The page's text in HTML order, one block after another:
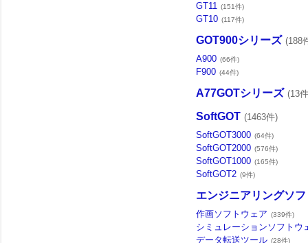
GT11 (151件)
GT10 (117件)
GOT900シリーズ (188
A900 (66件)
F900 (44件)
A77GOTシリーズ (13
SoftGOT (1463件)
SoftGOT3000 (64件)
SoftGOT2000 (576件)
SoftGOT1000 (165件)
SoftGOT2 (9件)
エンジニアリングソ
作画ソフトウェア (339件)
シミュレーションソフトウ
データ転送ツール (28件)